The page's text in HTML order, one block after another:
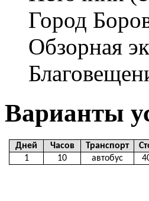
Город
Обзорная
Варианты
Дней Часов Транспорт
1
10 автобус